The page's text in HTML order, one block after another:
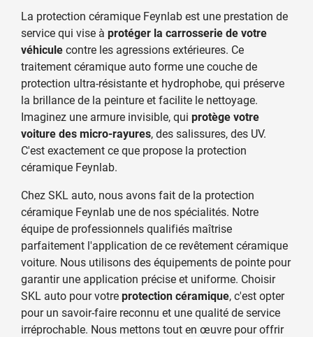
La protection céramique Feynlab est une prestation de
service qui vise à protéger la carrosserie de votre
véhiculecontre les agressions extérieures. Ce
traitement céramique auto forme une couche de
protection ultra-résistante et hydrophobe, qui préserve
la brillance de la peinture et facilite le nettoyage.
Imaginez une armure invisible, qui protège votre
voiture des micro-rayures, des salissures, des UV.
C'est exactement ce que propose la protection
céramique Feynlab.
Chez SKL auto, nous avons fait de la protection
céramique Feynlab une de nos spécialités. Notre
équipe de professionnels qualifiés maîtrise
parfaitement l'application de ce revêtement céramique
voiture. Nous utilisons des équipements de pointe pour
garantir une application précise et uniforme. Choisir
SKL auto pour votreprotection céramique, c'est opter
pour un savoir-faire reconnu et une qualité de service
irréprochable. Nous mettons tout en œuvre pour offrir